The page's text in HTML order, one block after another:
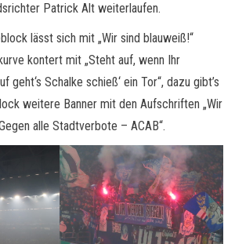
Patrick Alt weiterlaufen.
lässt sich mit „Wir sind blauweiß!“
kontert mit „Steht auf, wenn Ihr
geht‘s Schalke schieß‘ ein Tor“, dazu gibt’s
weitere Banner mit den Aufschriften „Wir
alle Stadtverbote – ACAB“.